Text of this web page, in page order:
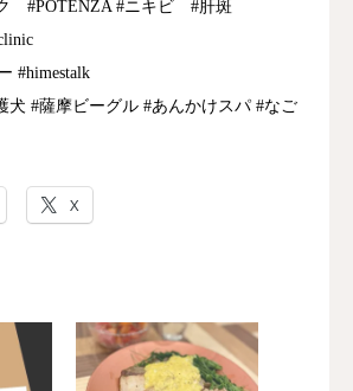
#POTENZA #ニキビ #肝斑
#himestalk
犬 #薩摩ビーグル #あんかけスパ #なご
X